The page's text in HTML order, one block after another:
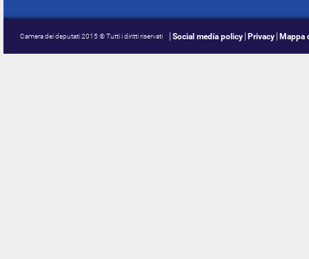
Camera dei deputati 2015 © Tutti i diritti riservati Social media policy Privacy Mappa